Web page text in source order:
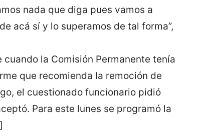
nada que diga pues vamos a
acá sí y lo superamos de tal forma”,
la Comisión Permanente tenía
que recomienda la remoción de
el cuestionado funcionario pidió
Para este lunes se programó la